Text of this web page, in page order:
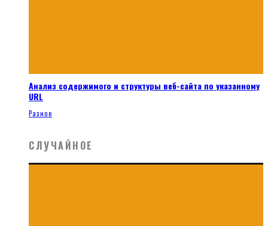
Анализ содержимого и структуры веб-сайта по указанному
URL
Разное
СЛУЧАЙНОЕ